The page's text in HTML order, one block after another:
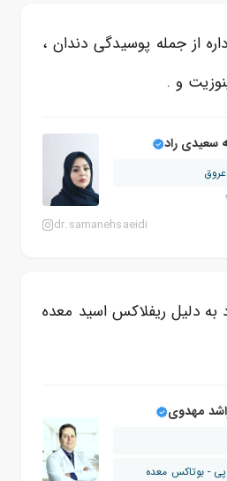
از جمله پوسیدگی دندان ،
و .
سعیدی راد
dr.samanehsaeidi
به دلیل ریفلاکس اسید معده
مهدوی
- بوتاکس معده